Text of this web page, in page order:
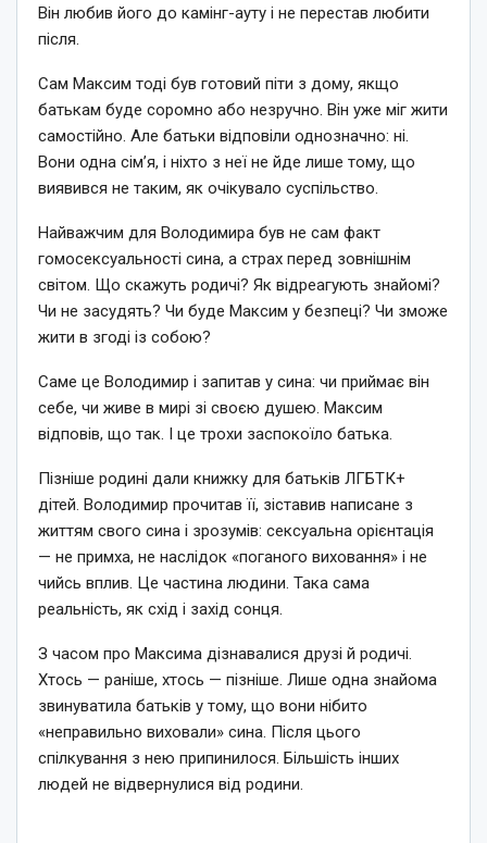
Він любив його до камінг-ауту і не перестав любити
після.
Сам Максим тоді був готовий піти з дому, якщо
батькам буде соромно або незручно. Він уже міг жити
самостійно. Але батьки відповіли однозначно: ні.
Вони одна сім’я, і ніхто з неї не йде лише тому, що
виявився не таким, як очікувало суспільство.
Найважчим для Володимира був не сам факт
гомосексуальності сина, а страх перед зовнішнім
світом. Що скажуть родичі? Як відреагують знайомі?
Чи не засудять? Чи буде Максим у безпеці? Чи зможе
жити в згоді із собою?
Саме це Володимир і запитав у сина: чи приймає він
себе, чи живе в мирі зі своєю душею. Максим
відповів, що так. І це трохи заспокоїло батька.
Пізніше родині дали книжку для батьків ЛГБТК+
дітей. Володимир прочитав її, зіставив написане з
життям свого сина і зрозумів: сексуальна орієнтація
— не примха, не наслідок «поганого виховання» і не
чийсь вплив. Це частина людини. Така сама
реальність, як схід і захід сонця.
З часом про Максима дізнавалися друзі й родичі.
Хтось — раніше, хтось — пізніше. Лише одна знайома
звинуватила батьків у тому, що вони нібито
«неправильно виховали» сина. Після цього
спілкування з нею припинилося. Більшість інших
людей не відвернулися від родини.